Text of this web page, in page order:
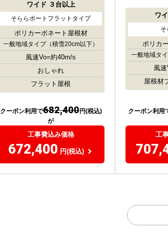
ワイド ３台以上
そららポートフラットタイプ
ポリカーボネート屋根材
一般地域タイプ（積雪20cm以下）
風速Vo=約40m/s
おしゃれ
フラット屋根
クーポン利用で682,400円(税込)
が
工事費込み価格
672,400 円(税込)
ワ
そ
ポリカ
一般地域タ
風
屋根材
クーポン利用
工